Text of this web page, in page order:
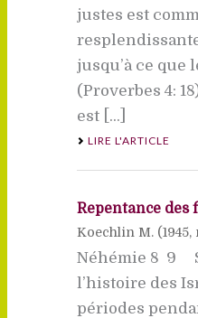
justes est
jusqu’à ce que
(Proverbes 4:
est [...]
LIRE L'ARTICLE
Repentance des
Koechlin M. (1945,
Néhémie 8  9
l’histoire des
périodes